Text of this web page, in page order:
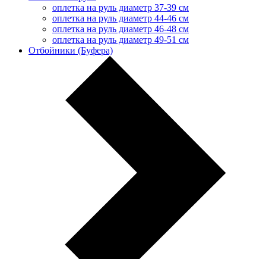
оплетка на руль диаметр 37-39 см
оплетка на руль диаметр 44-46 см
оплетка на руль диаметр 46-48 см
оплетка на руль диаметр 49-51 см
Отбойники (Буфера)